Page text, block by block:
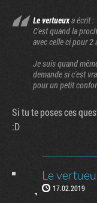
Le vertueuxa écrit :
C'est quand la
avec celle ci pour 2
Je suis quand
demande si c'est
pour un petit
Si tu te poses ces
:D
Le
17.02.2019